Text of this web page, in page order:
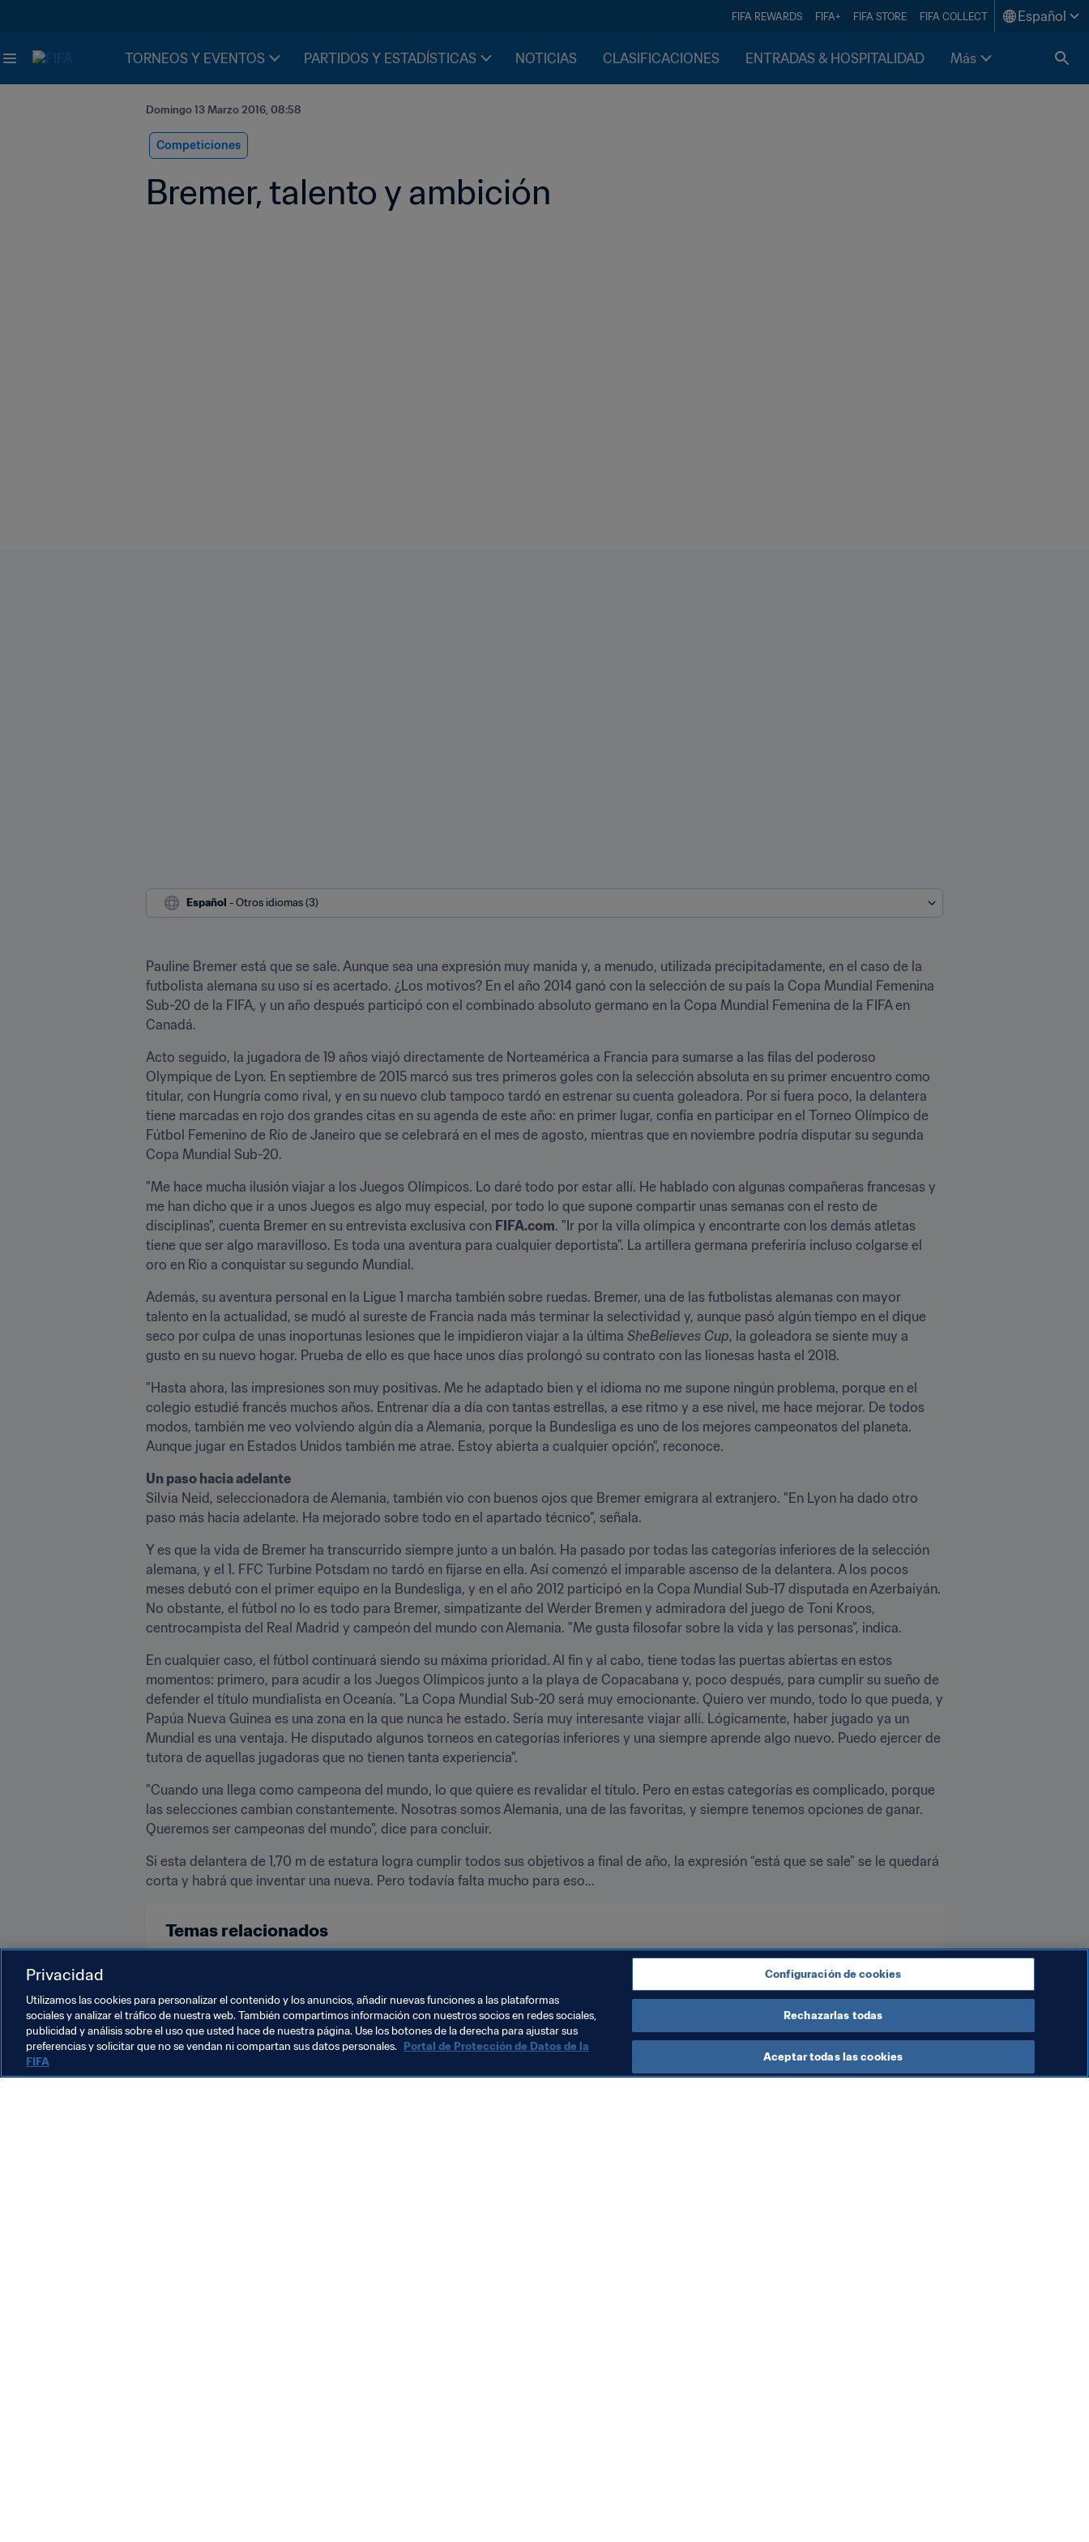
FIFA REWARDS FIFA+ FIFA STORE FIFA COLLECT Español
TORNEOS Y EVENTOS PARTIDOS Y ESTADÍSTICAS NOTICIAS CLASIFICACIONES ENTRADAS & HOSPITALIDAD Más
Domingo 13 Marzo 2016, 08:58
Competiciones
Bremer, talento y ambición
Español - Otros idiomas (3)
Pauline Bremer está que se sale. Aunque sea una expresión muy manida y, a menudo, utilizada precipitadamente, en el caso de la
futbolista alemana su uso sí es acertado. ¿Los motivos? En el año 2014 ganó con la selección de su país la Copa Mundial Femenina
Sub-20 de la FIFA, y un año después participó con el combinado absoluto germano en la Copa Mundial Femenina de la FIFA en
Canadá.
Acto seguido, la jugadora de 19 años viajó directamente de Norteamérica a Francia para sumarse a las filas del poderoso
Olympique de Lyon. En septiembre de 2015 marcó sus tres primeros goles con la selección absoluta en su primer encuentro como
titular, con Hungría como rival, y en su nuevo club tampoco tardó en estrenar su cuenta goleadora. Por si fuera poco, la delantera
tiene marcadas en rojo dos grandes citas en su agenda de este año: en primer lugar, confía en participar en el Torneo Olímpico de
Fútbol Femenino de Río de Janeiro que se celebrará en el mes de agosto, mientras que en noviembre podría disputar su segunda
Copa Mundial Sub-20.
"Me hace mucha ilusión viajar a los Juegos Olímpicos. Lo daré todo por estar allí. He hablado con algunas compañeras francesas y
me han dicho que ir a unos Juegos es algo muy especial, por todo lo que supone compartir unas semanas con el resto de
disciplinas", cuenta Bremer en su entrevista exclusiva con FIFA.com. "Ir por la villa olímpica y encontrarte con los demás atletas
tiene que ser algo maravilloso. Es toda una aventura para cualquier deportista". La artillera germana preferiría incluso colgarse el
oro en Río a conquistar su segundo Mundial.
Además, su aventura personal en la Ligue 1 marcha también sobre ruedas. Bremer, una de las futbolistas alemanas con mayor
talento en la actualidad, se mudó al sureste de Francia nada más terminar la selectividad y, aunque pasó algún tiempo en el dique
seco por culpa de unas inoportunas lesiones que le impidieron viajar a la última SheBelieves Cup, la goleadora se siente muy a
gusto en su nuevo hogar. Prueba de ello es que hace unos días prolongó su contrato con las lionesas hasta el 2018.
"Hasta ahora, las impresiones son muy positivas. Me he adaptado bien y el idioma no me supone ningún problema, porque en el
colegio estudié francés muchos años. Entrenar día a día con tantas estrellas, a ese ritmo y a ese nivel, me hace mejorar. De todos
modos, también me veo volviendo algún día a Alemania, porque la Bundesliga es uno de los mejores campeonatos del planeta.
Aunque jugar en Estados Unidos también me atrae. Estoy abierta a cualquier opción", reconoce.
Un paso hacia adelante
Silvia Neid, seleccionadora de Alemania, también vio con buenos ojos que Bremer emigrara al extranjero. "En Lyon ha dado otro
paso más hacia adelante. Ha mejorado sobre todo en el apartado técnico", señala.
Y es que la vida de Bremer ha transcurrido siempre junto a un balón. Ha pasado por todas las categorías inferiores de la selección
alemana, y el 1. FFC Turbine Potsdam no tardó en fijarse en ella. Así comenzó el imparable ascenso de la delantera. A los pocos
meses debutó con el primer equipo en la Bundesliga, y en el año 2012 participó en la Copa Mundial Sub-17 disputada en Azerbaiyán.
No obstante, el fútbol no lo es todo para Bremer, simpatizante del Werder Bremen y admiradora del juego de Toni Kroos,
centrocampista del Real Madrid y campeón del mundo con Alemania. "Me gusta filosofar sobre la vida y las personas", indica.
En cualquier caso, el fútbol continuará siendo su máxima prioridad. Al fin y al cabo, tiene todas las puertas abiertas en estos
momentos: primero, para acudir a los Juegos Olímpicos junto a la playa de Copacabana y, poco después, para cumplir su sueño de
defender el título mundialista en Oceanía. "La Copa Mundial Sub-20 será muy emocionante. Quiero ver mundo, todo lo que pueda, y
Papúa Nueva Guinea es una zona en la que nunca he estado. Sería muy interesante viajar allí. Lógicamente, haber jugado ya un
Mundial es una ventaja. He disputado algunos torneos en categorías inferiores y una siempre aprende algo nuevo. Puedo ejercer de
tutora de aquellas jugadoras que no tienen tanta experiencia".
"Cuando una llega como campeona del mundo, lo que quiere es revalidar el título. Pero en estas categorías es complicado, porque
las selecciones cambian constantemente. Nosotras somos Alemania, una de las favoritas, y siempre tenemos opciones de ganar.
Queremos ser campeonas del mundo", dice para concluir.
Si esta delantera de 1,70 m de estatura logra cumplir todos sus objetivos a final de año, la expresión “está que se sale” se le quedará
corta y habrá que inventar una nueva. Pero todavía falta mucho para eso...
Temas relacionados
Privacidad
Utilizamos las cookies para personalizar el contenido y los anuncios, añadir nuevas funciones a las plataformas
sociales y analizar el tráfico de nuestra web. También compartimos información con nuestros socios en redes sociales,
publicidad y análisis sobre el uso que usted hace de nuestra página. Use los botones de la derecha para ajustar sus
preferencias y solicitar que no se vendan ni compartan sus datos personales. Portal de Protección de Datos de la
FIFA
Configuración de cookies
Rechazarlas todas
Aceptar todas las cookies